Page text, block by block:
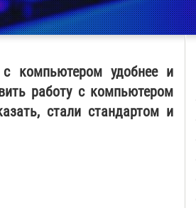
с компьютером удобнее и
работу с компьютером
стали стандартом и